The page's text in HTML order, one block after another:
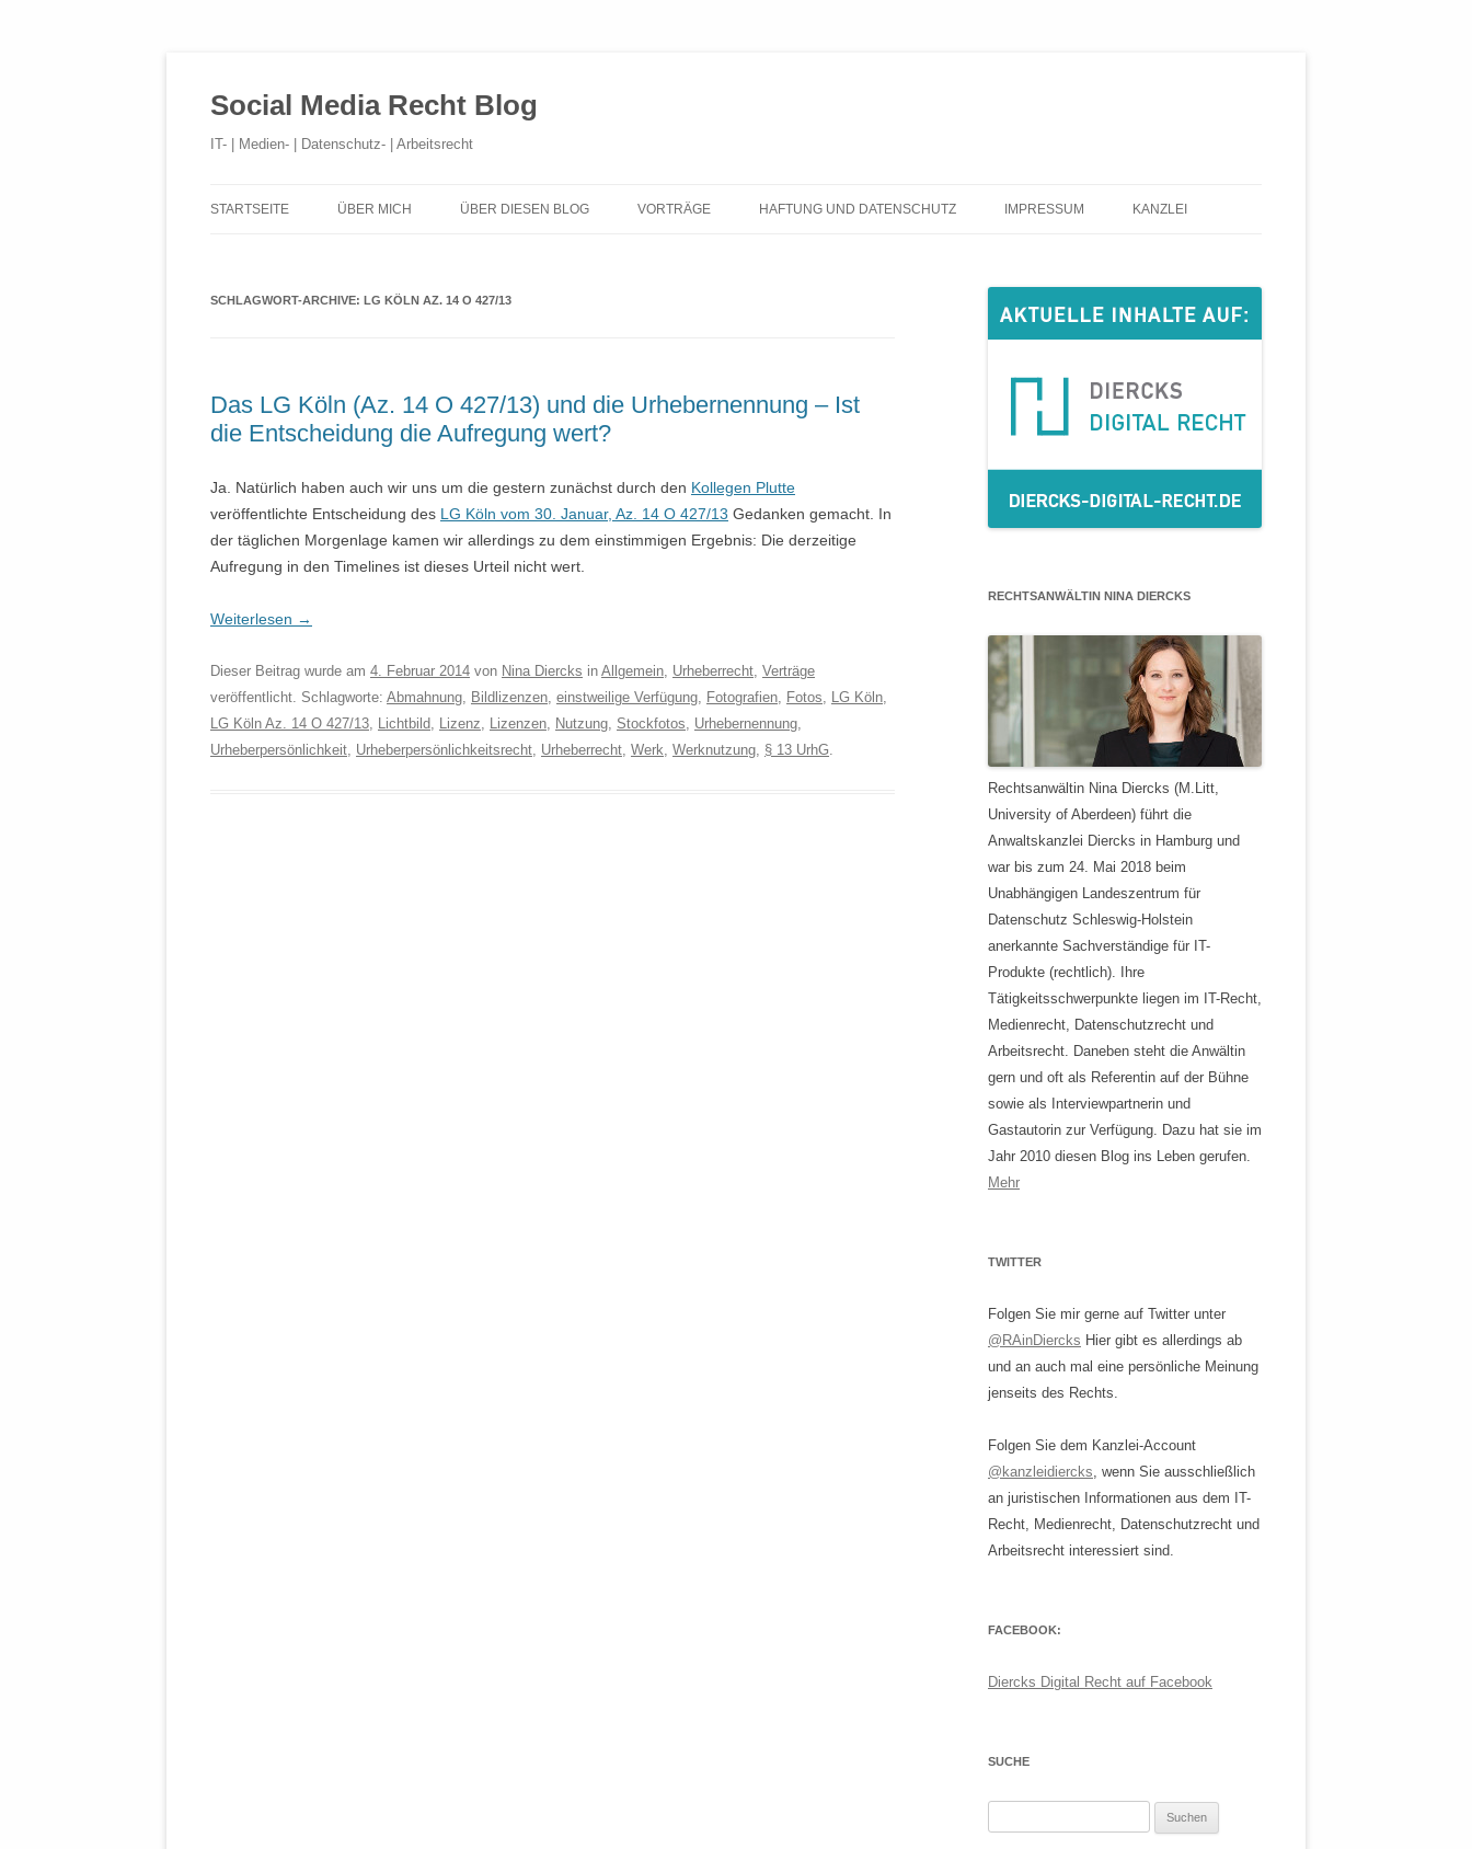
Social Media Recht Blog
IT- | Medien- | Datenschutz- | Arbeitsrecht
Inhalt
STARTSEITE ÜBER MICH ÜBER DIESEN BLOG VORTRÄGE HAFTUNG UND DATENSCHUTZ IMPRESSUM KANZLEI
SCHLAGWORT-ARCHIVE: LG KÖLN AZ. 14 O 427/13
Das LG Köln (Az. 14 O 427/13) und die Urhebernennung – Ist
die Entscheidung die Aufregung wert?
Ja. Natürlich haben auch wir uns um die gestern zunächst durch den Kollegen Plutte
veröffentlichte Entscheidung des LG Köln vom 30. Januar, Az. 14 O 427/13 Gedanken gemacht. In
der täglichen Morgenlage kamen wir allerdings zu dem einstimmigen Ergebnis: Die derzeitige
Aufregung in den Timelines ist dieses Urteil nicht wert.
Weiterlesen →
Dieser Beitrag wurde am 4. Februar 2014 von Nina Diercks in Allgemein, Urheberrecht, Verträge
veröffentlicht. Schlagworte: Abmahnung, Bildlizenzen, einstweilige Verfügung, Fotografien, Fotos, LG Köln,
LG Köln Az. 14 O 427/13, Lichtbild, Lizenz, Lizenzen, Nutzung, Stockfotos, Urhebernennung,
Urheberpersönlichkeit, Urheberpersönlichkeitsrecht, Urheberrecht, Werk, Werknutzung, § 13 UrhG.
RECHTSANWÄLTIN NINA DIERCKS
Rechtsanwältin Nina Diercks (M.Litt,
University of Aberdeen) führt die
Anwaltskanzlei Diercks in Hamburg und
war bis zum 24. Mai 2018 beim
Unabhängigen Landeszentrum für
Datenschutz Schleswig-Holstein
anerkannte Sachverständige für IT-
Produkte (rechtlich). Ihre
Tätigkeitsschwerpunkte liegen im IT-Recht,
Medienrecht, Datenschutzrecht und
Arbeitsrecht. Daneben steht die Anwältin
gern und oft als Referentin auf der Bühne
sowie als Interviewpartnerin und
Gastautorin zur Verfügung. Dazu hat sie im
Jahr 2010 diesen Blog ins Leben gerufen.
Mehr
TWITTER
Folgen Sie mir gerne auf Twitter unter
@RAinDiercks Hier gibt es allerdings ab
und an auch mal eine persönliche Meinung
jenseits des Rechts.
Folgen Sie dem Kanzlei-Account
@kanzleidiercks, wenn Sie ausschließlich
an juristischen Informationen aus dem IT-
Recht, Medienrecht, Datenschutzrecht und
Arbeitsrecht interessiert sind.
FACEBOOK:
Diercks Digital Recht auf Facebook
SUCHE